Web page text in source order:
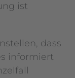
ist
dass
informiert